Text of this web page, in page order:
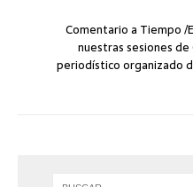
Comentario a Tiempo /
nuestras sesiones
periodístico organizado